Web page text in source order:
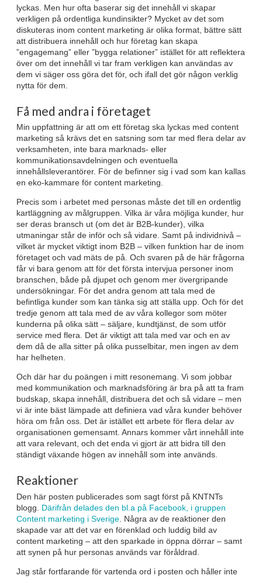
lyckas. Men hur ofta baserar sig det innehåll vi skapar
verkligen på ordentliga kundinsikter? Mycket av det som
diskuteras inom content marketing är olika format, bättre sätt
att distribuera innehåll och hur företag kan skapa
”engagemang” eller ”bygga relationer” istället för att reflektera
över om det innehåll vi tar fram verkligen kan användas av
dem vi säger oss göra det för, och ifall det gör någon verklig
nytta för dem.
Få med andra i företaget
Min uppfattning är att om ett företag ska lyckas med content
marketing så krävs det en satsning som tar med flera delar av
verksamheten, inte bara marknads- eller
kommunikationsavdelningen och eventuella
innehållsleverantörer. För de befinner sig i vad som kan kallas
en eko-kammare för content marketing.
Precis som i arbetet med personas måste det till en ordentlig
kartläggning av målgruppen. Vilka är våra möjliga kunder, hur
ser deras bransch ut (om det är B2B-kunder), vilka
utmaningar står de inför och så vidare. Samt på individnivå –
vilket är mycket viktigt inom B2B – vilken funktion har de inom
företaget och vad mäts de på. Och svaren på de här frågorna
får vi bara genom att för det första intervjua personer inom
branschen, både på djupet och genom mer övergripande
undersökningar. För det andra genom att tala med de
befintliga kunder som kan tänka sig att ställa upp. Och för det
tredje genom att tala med de av våra kollegor som möter
kunderna på olika sätt – säljare, kundtjänst, de som utför
service med flera. Det är viktigt att tala med var och en av
dem då de alla sitter på olika pusselbitar, men ingen av dem
har helheten.
Och där har du poängen i mitt resonemang. Vi som jobbar
med kommunikation och marknadsföring är bra på att ta fram
budskap, skapa innehåll, distribuera det och så vidare – men
vi är inte bäst lämpade att definiera vad våra kunder behöver
höra om från oss. Det är istället ett arbete för flera delar av
organisationen gemensamt. Annars kommer vårt innehåll inte
att vara relevant, och det enda vi gjort är att bidra till den
ständigt växande högen av innehåll som inte används.
Reaktioner
Den här posten publicerades som sagt först på KNTNTs
blogg. Därifrån delades den bl.a på Facebook, i gruppen
Content marketing i Sverige . Några av de reaktioner den
skapade var att det var en förenklad och luddig bild av
content marketing – att den sparkade in öppna dörrar – samt
att synen på hur personas används var föråldrad.
Jag står fortfarande för vartenda ord i posten och håller inte